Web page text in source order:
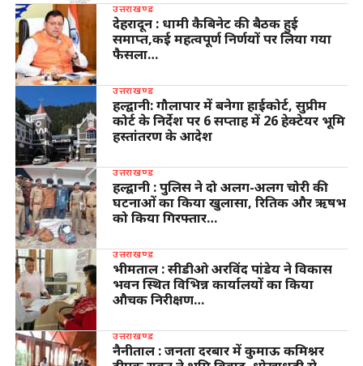
उत्तराखण्ड
देहरादून : धामी कैबिनेट की बैठक हुई
समाप्त,कई महत्वपूर्ण निर्णयों पर लिया गया
फैसला…
उत्तराखण्ड
हल्द्वानी: गौलापार में बनेगा हाईकोर्ट, सुप्रीम
कोर्ट के निर्देश पर 6 सप्ताह में 26 हेक्टेयर भूमि
हस्तांतरण के आदेश
उत्तराखण्ड
हल्द्वानी : पुलिस ने दो अलग-अलग चोरी की
घटनाओं का किया खुलासा, रितिक और ऋषभ
को किया गिरफ्तार…
उत्तराखण्ड
भीमताल : सीडीओ अरविंद पांडेय ने विकास
भवन स्थित विभिन्न कार्यालयों का किया
औचक निरीक्षण…
उत्तराखण्ड
नैनीताल : जनता दरबार में कुमाऊ कमिश्नर